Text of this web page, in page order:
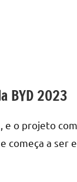
BYD 2023
e o projeto
a ser